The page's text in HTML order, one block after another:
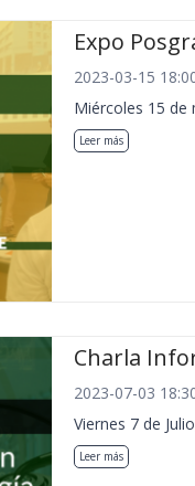
Expo
2023-03-15
Miércoles 15 de
Leer más
Charla
2023-07-03
Viernes 7 de
Leer más